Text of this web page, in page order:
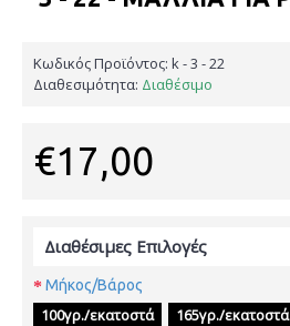
Κωδικός Προϊόντος: k - 3 - 22
Διαθεσιμότητα: Διαθέσιμο
€17,00
Διαθέσιμες Επιλογές
Μήκος/Βάρος
100γρ./εκατοστά 165γρ./εκατοστά